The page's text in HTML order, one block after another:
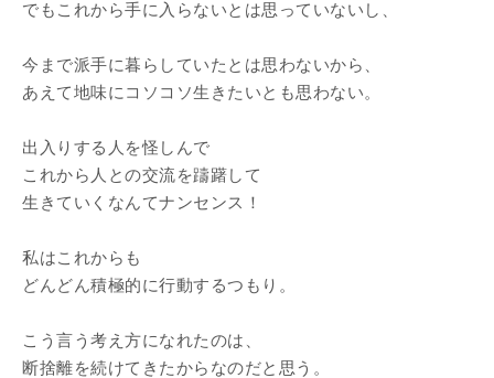
でもこれから手に入らないとは思っていないし、
今まで派手に暮らしていたとは思わないから、
あえて地味にコソコソ生きたいとも思わない。
出入りする人を怪しんで
これから人との交流を躊躇して
生きていくなんてナンセンス！
私はこれからも
どんどん積極的に行動するつもり。
こう言う考え方になれたのは、
断捨離を続けてきたからなのだと思う。